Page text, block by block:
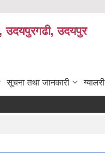
उदयपुरगढी, उदयपुर
सूचना तथा जानकारी ग्यालरी